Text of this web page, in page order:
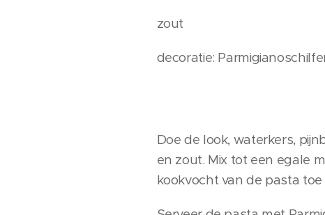
zout
decoratie:
Doe de look, waterkers,
en zout. Mix tot een egale
kookvocht van de pasta